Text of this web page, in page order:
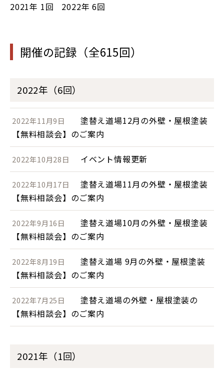
2021年 1回 2022年6回
開催の記録（全615回）
2022年（6回）
2022年11月9日
塗替え道場12月の外壁・屋根塗装
【無料相談会】のご案内
2022年10月28日 イベント情報更新
2022年10月17日
塗替え道場11月の外壁・屋根塗装
【無料相談会】のご案内
2022年9月16日
塗替え道場10月の外壁・屋根塗装
【無料相談会】のご案内
2022年8月19日
塗替え道場 9月の外壁・屋根塗装
【無料相談会】のご案内
2022年7月25日
塗替え道場の外壁・屋根塗装の
【無料相談会】のご案内
2021年（1回）